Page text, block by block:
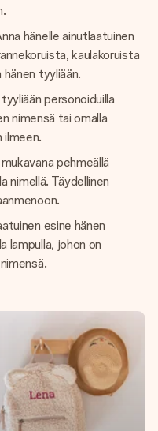
hänelle ainutlaatuinen
kaulakoruista
tyyliään.
personoiduilla
nimensä tai omalla
ilmeen.
pehmeällä
nimellä. Täydellinen
esine hänen
lampulla, johon on